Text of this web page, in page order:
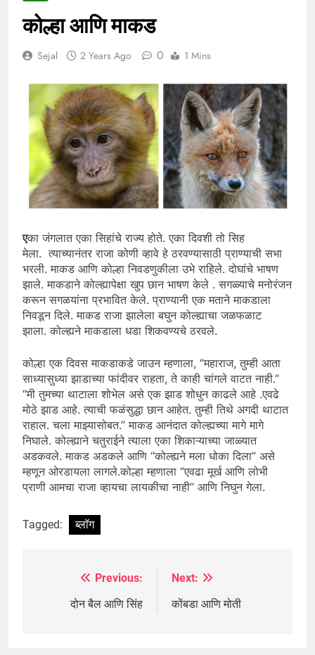
कोल्हा आणि माकड
Sejal 2 Years Ago 0 1 Mins
एका जंगलात एका सिहांचे राज्य होते. एका दिवशी तो सिह
मेला. त्याच्यानंतर राजा कोणी व्हावे हे ठरवण्यासाठी प्राण्याची सभा
भरली. माकड आणि कोल्हा निवडणुकीला उभे राहिले. दोघांचे भाषण
झाले. माकडाने कोल्ह्यापेक्षा खुप छान भाषण केले . सगळ्याचे मनोरंजन
करून सगळयांना प्रभावित केले. प्राण्यानी एक मताने माकडाला
निवडून दिले. माकड राजा झालेला बघुन कोल्ह्याचा जळफळाट
झाला. कोल्ह्यने माकडाला धडा शिकवण्यचे ठरवले.
कोल्हा एक दिवस माकडाकडे जाउन म्हणाला, “महाराज, तुम्ही आता
साध्यासुध्या झाडाच्या फांदीवर राहता, ते काही चांगले वाटत नाही.”
“मी तुमच्या थाटाला शोभेल असे एक झाड शोधुन काढले आहे .एवढे
मोठे झाड आहे. त्याची फळंसुद्धा छान आहेत. तुम्ही तिथे अगदी थाटात
राहाल. चला माझ्यासोबत.” माकड आनंदात कोल्ह्यच्या मागे मागे
निघाले. कोल्ह्याने चतुराईने त्याला एका शिकाऱ्याच्या जाळ्यात
अडकवले. माकड अडकले आणि “कोल्ह्यने मला धोका दिला” असे
म्हणून ओरडायला लागले.कोल्हा म्हणाला “एवढा मूर्ख आणि लोभी
प्राणी आमचा राजा व्हायचा लायकीचा नाही” आणि निघुन गेला.
Tagged: ब्लॉग
navigation
Previous:
दोन बैल आणि सिंह
Next:
कोंबडा आणि मोती